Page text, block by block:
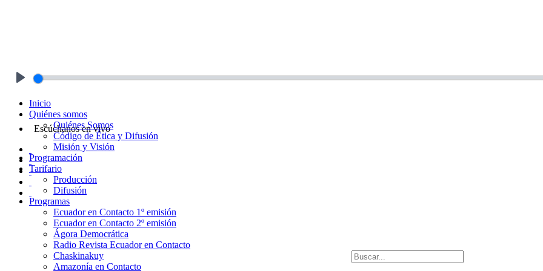
Escúchanos en vivo
Inicio
Quiénes somos
Quiénes Somos
Código de Ética y Difusión
Misión y Visión
Programación
Tarifario
Producción
Difusión
Programas
Ecuador en Contacto 1º emisión
Ecuador en Contacto 2º emisión
Ágora Democrática
Radio Revista Ecuador en Contacto
Chaskinakuy
Amazonía en Contacto